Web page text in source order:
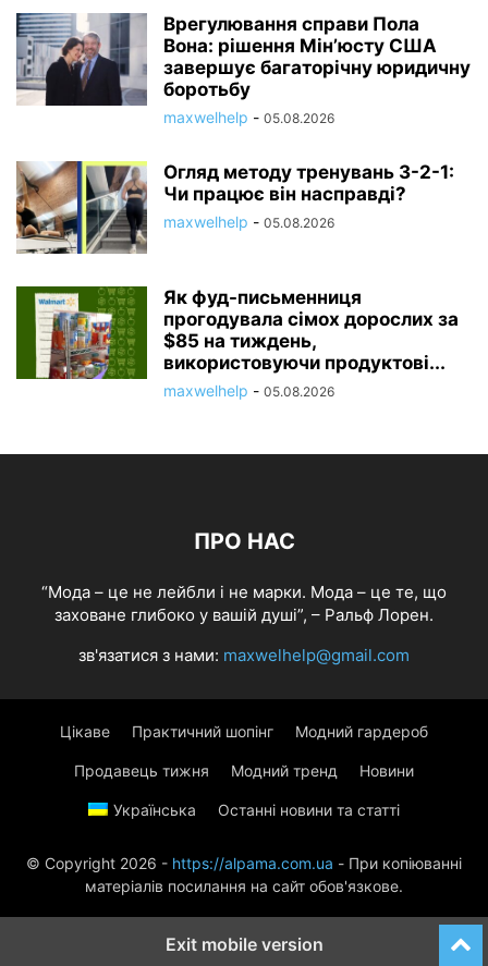
Врегулювання справи Пола
Вона: рішення Мін’юсту США
завершує багаторічну юридичну
боротьбу
maxwelhelp - 05.08.2026
Огляд методу тренувань 3-2-1:
Чи працює він насправді?
maxwelhelp - 05.08.2026
Як фуд-письменниця
прогодувала сімох дорослих за
$85 на тиждень,
використовуючи продуктові...
maxwelhelp - 05.08.2026
ПРО НАС
“Мода – це не лейбли і не марки. Мода – це те, що
заховане глибоко у вашій душі”, – Ральф Лорен.
зв'язатися з нами: maxwelhelp@gmail.com
Цікаве Практичний шопінг Модний гардероб
Продавець тижня Модний тренд Новини
Українська Останні новини та статті
© Copyright 2026 - https://alpama.com.ua - При копіюванні
матеріалів посилання на сайт обов'язкове.
Exit mobile version